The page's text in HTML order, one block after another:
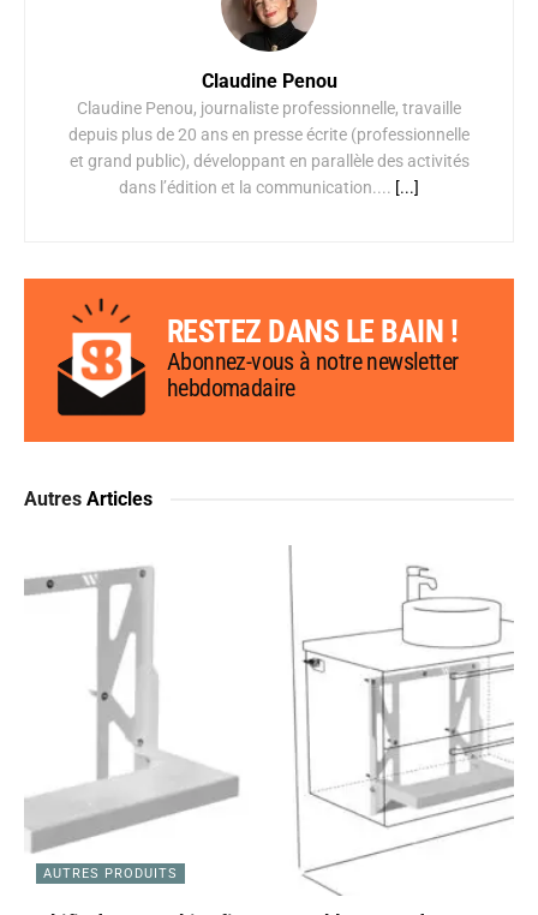
Claudine Penou
Claudine Penou, journaliste professionnelle, travaille
depuis plus de 20 ans en presse écrite (professionnelle
et grand public), développant en parallèle des activités
dans l’édition et la communication.... [...]
RESTEZ DANS LE BAIN !
Abonnez-vous à notre newsletter
hebdomadaire
Autres Articles
AUTRES PRODUITS